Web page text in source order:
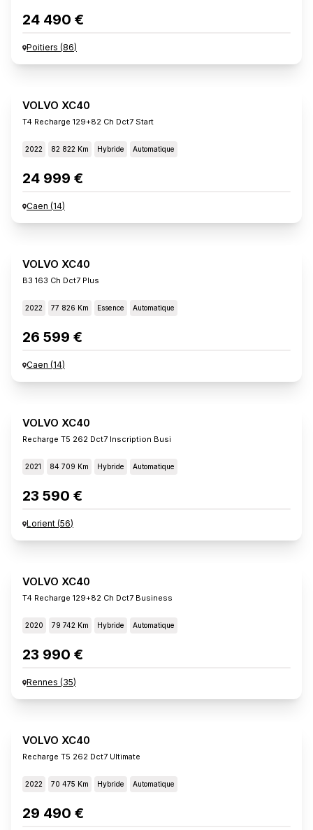
24 490 €
Poitiers (86)
VOLVO XC40
T4 Recharge 129+82 Ch Dct7 Start
2022 82 822 Km Hybride Automatique
24 999 €
Caen (14)
VOLVO XC40
B3 163 Ch Dct7 Plus
2022 77 826 Km Essence Automatique
26 599 €
Caen (14)
VOLVO XC40
Recharge T5 262 Dct7 Inscription Busi
2021 84 709 Km Hybride Automatique
23 590 €
Lorient (56)
VOLVO XC40
T4 Recharge 129+82 Ch Dct7 Business
2020 79 742 Km Hybride Automatique
23 990 €
Rennes (35)
VOLVO XC40
Recharge T5 262 Dct7 Ultimate
2022 70 475 Km Hybride Automatique
29 490 €